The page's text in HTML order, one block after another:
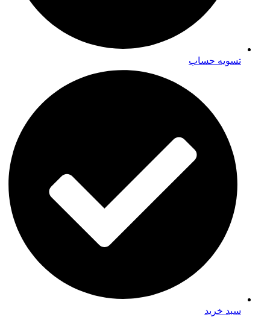
تسویه حساب
سبد خرید